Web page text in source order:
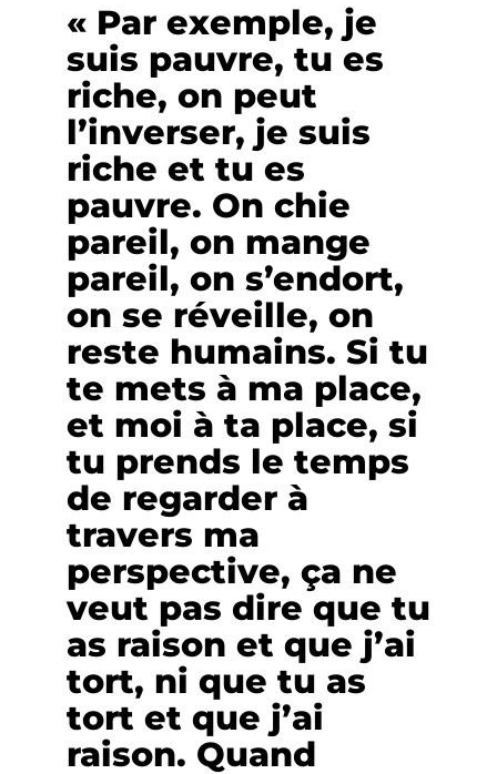
« Par exemple, je
suis pauvre, tu es
riche, on peut
l’inverser, je suis
riche et tu es
pauvre. On chie
pareil, on mange
pareil, on s’endort,
on se réveille, on
reste humains. Si tu
te mets à ma place,
et moi à ta place, si
tu prends le temps
de regarder à
travers ma
perspective, ça ne
veut pas dire que tu
as raison et que j’ai
tort, ni que tu as
tort et que j’ai
raison. Quand